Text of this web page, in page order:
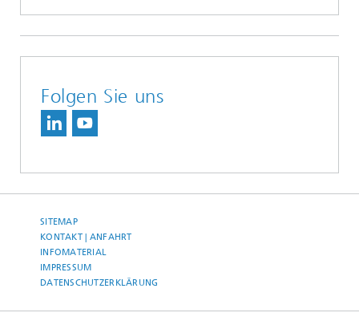
Folgen Sie uns
SITEMAP
KONTAKT | ANFAHRT
INFOMATERIAL
IMPRESSUM
DATENSCHUTZERKLÄRUNG